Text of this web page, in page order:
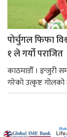
पोर्चुगल फिफा
१ ले गर्यो पराजित
काठमाडौँ । इन्जुरी
गरेको उत्कृष्ट गोलको